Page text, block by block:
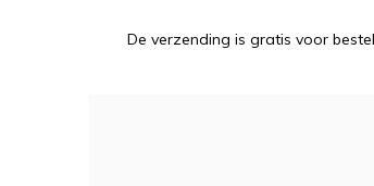
De verzending is gratis voor